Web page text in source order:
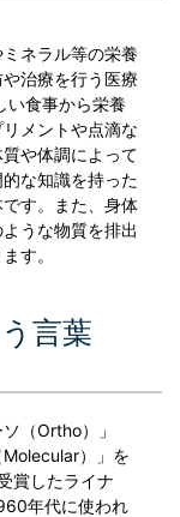
ネラル等の栄養
治療を行う医療
い食事から栄養
メントや点滴な
や体調によって
な知識を持った
す。また、身体
うな物質を排出
す。
言葉
（Ortho）」
）」を
賞したライナ
年代に使われ